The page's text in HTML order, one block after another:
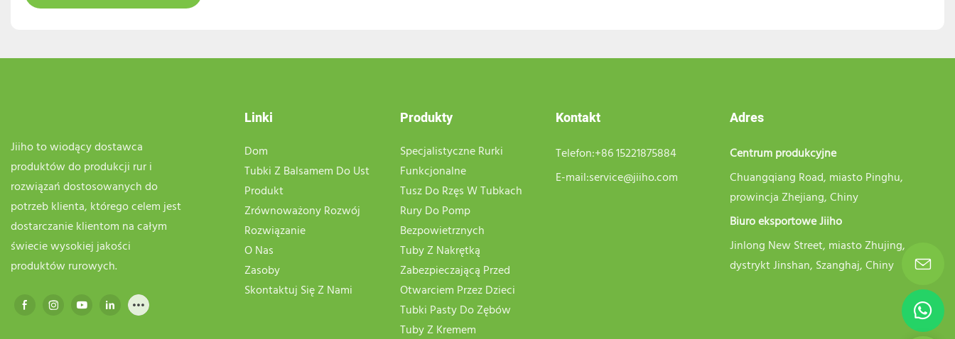
Jiiho to wiodący dostawca
produktów do produkcji rur i
rozwiązań dostosowanych do
potrzeb klienta, którego celem jest
dostarczanie klientom na całym
świecie wysokiej jakości
produktów rurowych.
Linki
Dom
Tubki Z Balsamem Do Ust
Produkt
Zrównoważony Rozwój
Rozwiązanie
O Nas
Zasoby
Skontaktuj Się Z Nami
Produkty
Specjalistyczne Rurki
Funkcjonalne
Tusz Do Rzęs W Tubkach
Rury Do Pomp
Bezpowietrznych
Tuby Z Nakrętką
Zabezpieczającą Przed
Otwarciem Przez Dzieci
Tubki Pasty Do Zębów
Tuby Z Kremem
Kontakt
Telefon:+86 15221875884
E-mail:service@jiiho.com
Adres
Centrum produkcyjne
Chuangqiang Road, miasto Pinghu,
prowincja Zhejiang, Chiny
Biuro eksportowe Jiiho
Jinlong New Street, miasto Zhujing,
dystrykt Jinshan, Szanghaj, Chiny